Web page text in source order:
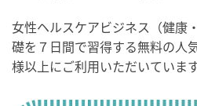
女性ヘルスケアビジネス（健康
礎を７日間で習得する無料の人
様以上にご利用いただいています